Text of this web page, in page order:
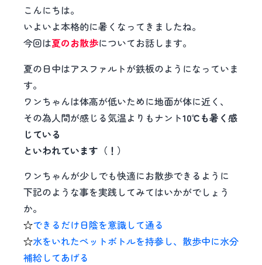
こんにちは。
いよいよ本格的に暑くなってきましたね。
今回は夏のお散歩についてお話します。
夏の日中はアスファルトが鉄板のようになっていま
す。
ワンちゃんは体高が低いために地面が体に近く、
その為人間が感じる気温よりもナント10℃も暑く感
じている
といわれています（！）
ワンちゃんが少しでも快適にお散歩できるように
下記のような事を実践してみてはいかがでしょう
か。
☆できるだけ日陰を意識して通る
☆水をいれたペットボトルを持参し、散歩中に水分
補給してあげる